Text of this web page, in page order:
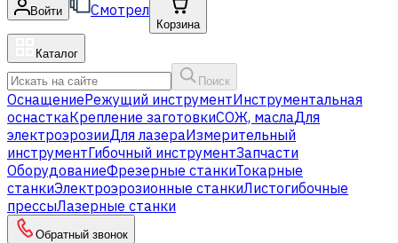
Войти Смотрел
Корзина
Каталог
Поиск
ОснащениеРежущий инструментИнструментальная
оснасткаКрепление заготовкиСОЖ, маслаДля
электроэрозииДля лазераИзмерительный
инструментГибочный инструментЗапчасти
ОборудованиеФрезерные станкиТокарные
станкиЭлектроэрозионные станкиЛистогибочные
прессыЛазерные станки
Обратный звонок